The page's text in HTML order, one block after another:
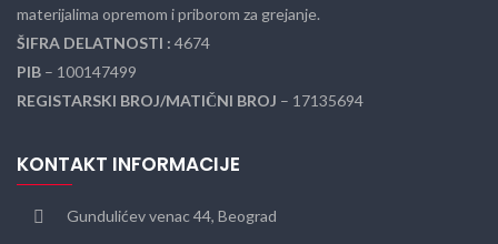
materijalima opremom i priborom za grejanje.
ŠIFRA DELATNOSTI : 4674
PIB – 100147499
REGISTARSKI BROJ/MATIČNI BROJ – 17135694
KONTAKT INFORMACIJE
Gundulićev venac 44, Beograd